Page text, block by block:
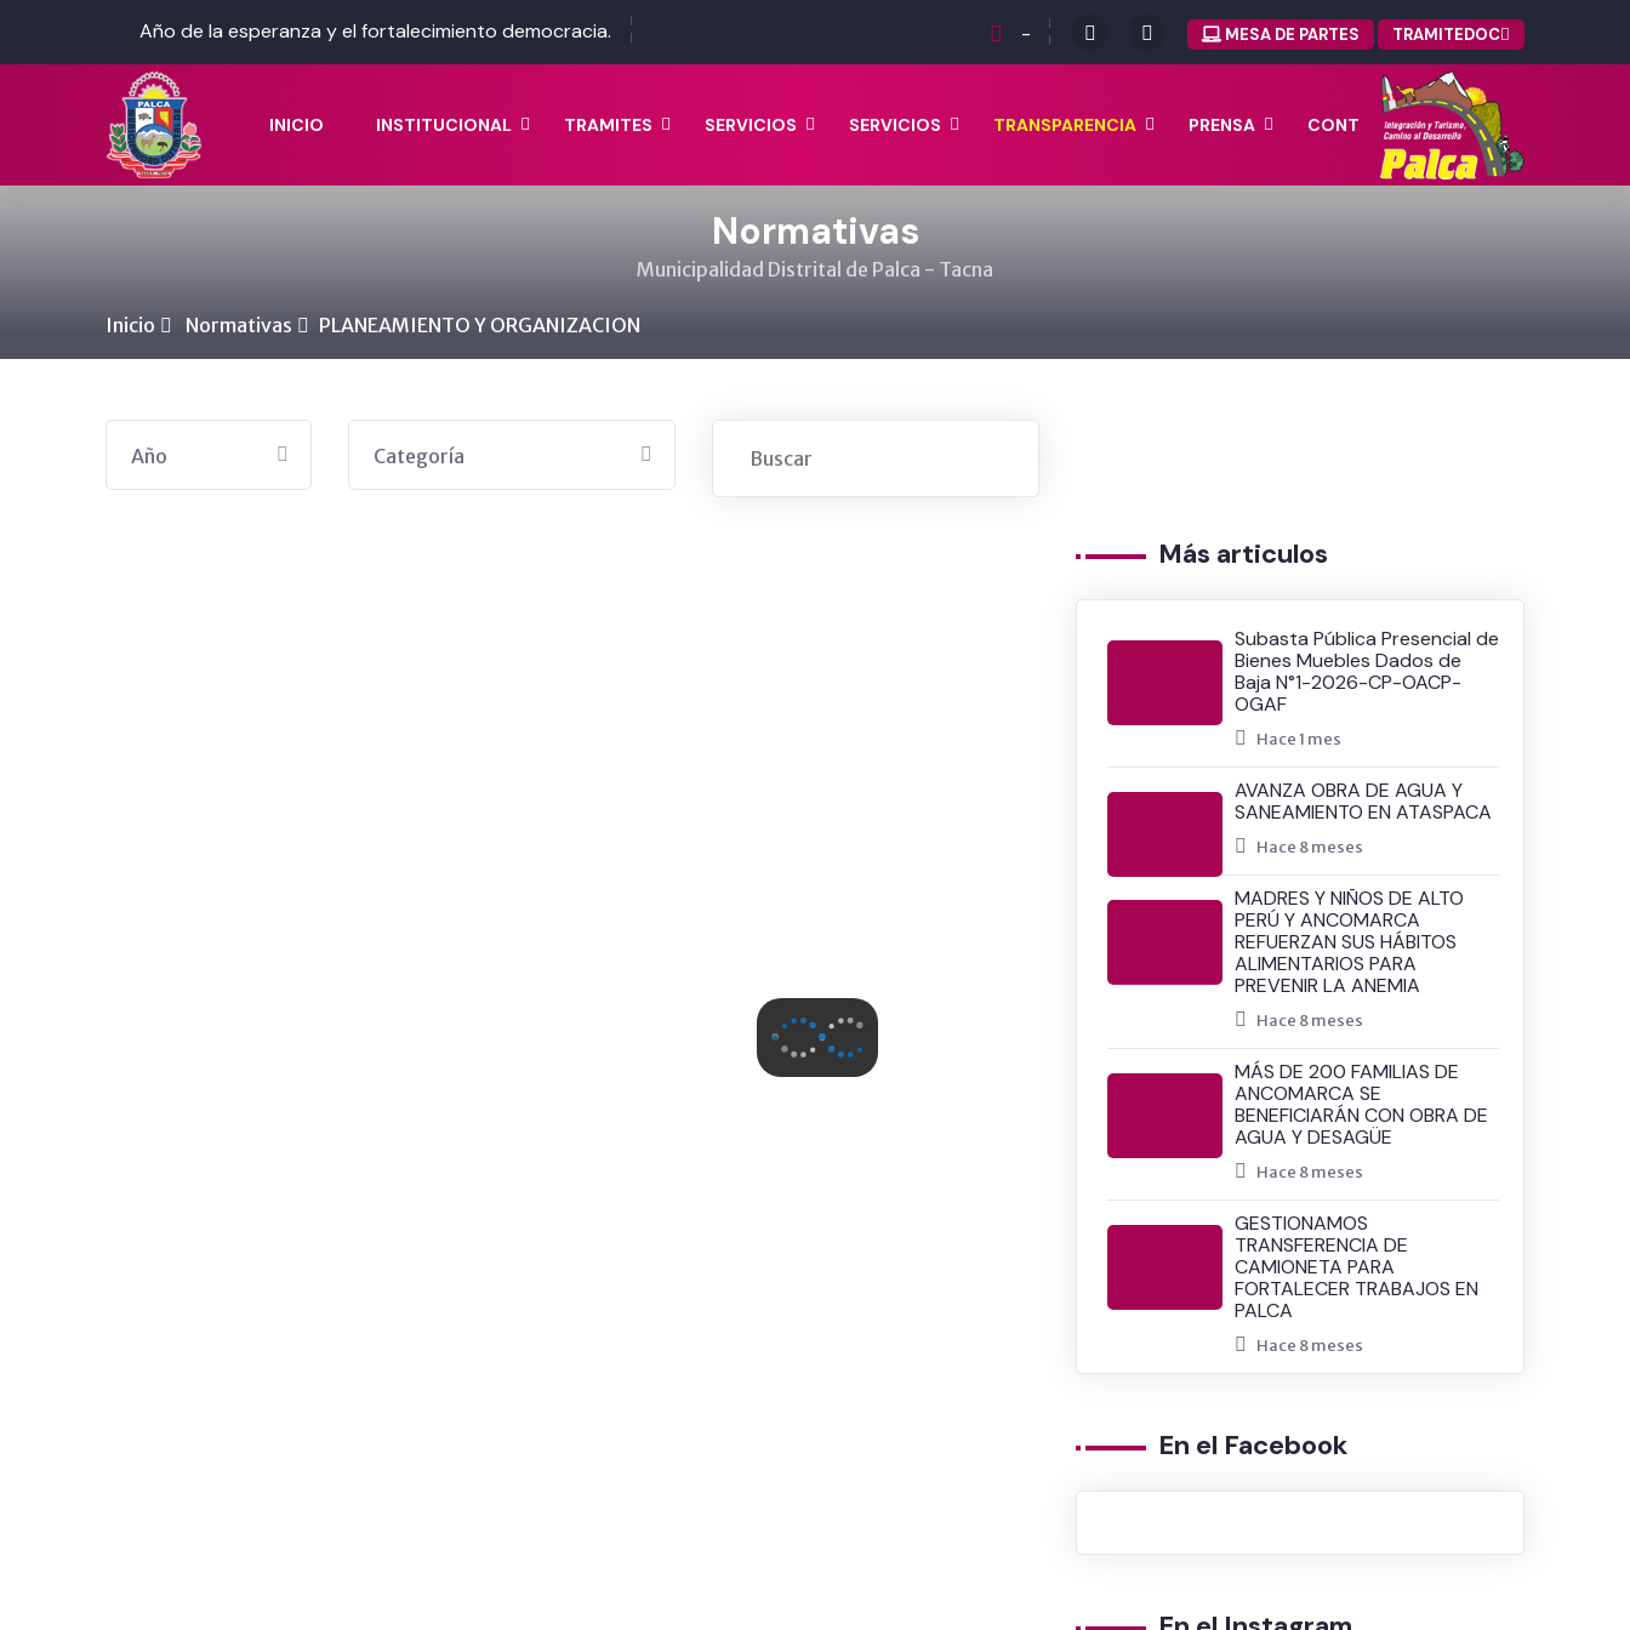
Año de la esperanza y el fortalecimiento democracia. - MESA DE PARTES TRAMITEDOC
INICIO INSTITUCIONAL TRAMITES SERVICIOS SERVICIOS TRANSPARENCIA PRENSA CONT
Normativas
Municipalidad Distrital de Palca - Tacna
Inicio Normativas PLANEAMIENTO Y ORGANIZACION
Año Categoría
Más articulos
Subasta Pública Presencial de
Bienes Muebles Dados de
Baja N°1-2026-CP-OACP-
OGAF
Hace 1 mes
AVANZA OBRA DE AGUA Y
SANEAMIENTO EN ATASPACA
Hace 8 meses
MADRES Y NIÑOS DE ALTO
PERÚ Y ANCOMARCA
REFUERZAN SUS HÁBITOS
ALIMENTARIOS PARA
PREVENIR LA ANEMIA
Hace 8 meses
MÁS DE 200 FAMILIAS DE
ANCOMARCA SE
BENEFICIARÁN CON OBRA DE
AGUA Y DESAGÜE
Hace 8 meses
GESTIONAMOS
TRANSFERENCIA DE
CAMIONETA PARA
FORTALECER TRABAJOS EN
PALCA
Hace 8 meses
En el Facebook